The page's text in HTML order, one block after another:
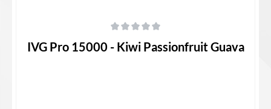
IVG Pro 15000 - Kiwi Passionfruit Guava